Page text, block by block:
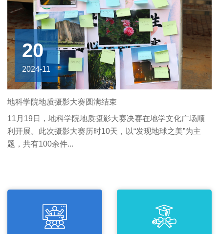
20
2024-11
地科学院地质摄影大赛圆满结束
11月19日，地科学院地质摄影大赛决赛在地学文化广场顺
利开展。此次摄影大赛历时10天，以“发现地球之美”为主
题，共有100余件...